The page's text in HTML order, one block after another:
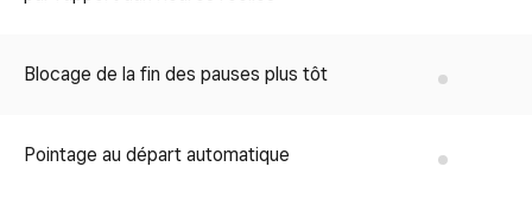
Blocage de la fin des pauses plus tôt No
Pointage au départ automatique No